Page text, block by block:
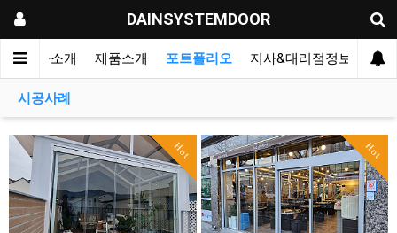
DAINSYSTEMDOOR
본사소개 제품소개 포트폴리오 지사&대리점정보 지
시공사례
Hot Hot